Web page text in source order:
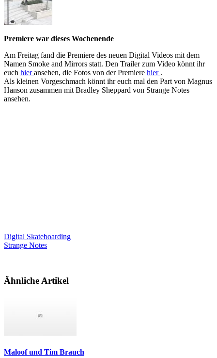
Premiere war dieses Wochenende
Am Freitag fand die Premiere des neuen Digital Videos mit dem
Namen Smoke and Mirrors statt. Den Trailer zum Video könnt ihr
euch hieransehen, die Fotos von der Premiere hier .
Als kleinen Vorgeschmach könnt ihr euch mal den Part von Magnus
Hanson zusammen mit Bradley Sheppard von Strange Notes
ansehen.
Digital Skateboarding
Strange Notes
Ähnliche Artikel
Maloof und Tim Brauch